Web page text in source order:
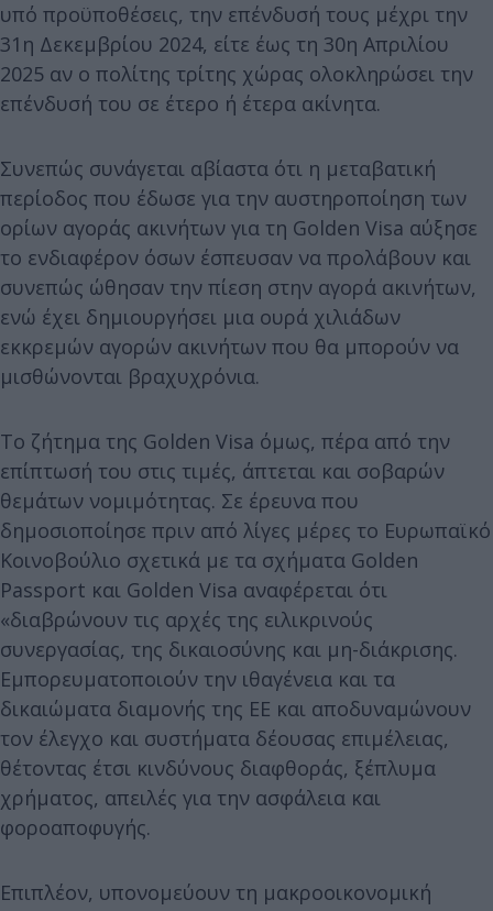
υπό προϋποθέσεις, την επένδυσή τους μέχρι την
31η Δεκεμβρίου 2024, είτε έως τη 30η Απριλίου
2025 αν ο πολίτης τρίτης χώρας ολοκληρώσει την
επένδυσή του σε έτερο ή έτερα ακίνητα.
Συνεπώς συνάγεται αβίαστα ότι η μεταβατική
περίοδος που έδωσε για την αυστηροποίηση των
ορίων αγοράς ακινήτων για τη Golden Visa αύξησε
το ενδιαφέρον όσων έσπευσαν να προλάβουν και
συνεπώς ώθησαν την πίεση στην αγορά ακινήτων,
ενώ έχει δημιουργήσει μια ουρά χιλιάδων
εκκρεμών αγορών ακινήτων που θα μπορούν να
μισθώνονται βραχυχρόνια.
Το ζήτημα της Golden Visa όμως, πέρα από την
επίπτωσή του στις τιμές, άπτεται και σοβαρών
θεμάτων νομιμότητας. Σε έρευνα που
δημοσιοποίησε πριν από λίγες μέρες το Ευρωπαϊκό
Κοινοβούλιο σχετικά με τα σχήματα Golden
Passport και Golden Visa αναφέρεται ότι
«διαβρώνουν τις αρχές της ειλικρινούς
συνεργασίας, της δικαιοσύνης και μη-διάκρισης.
Εμπορευματοποιούν την ιθαγένεια και τα
δικαιώματα διαμονής της ΕΕ και αποδυναμώνουν
τον έλεγχο και συστήματα δέουσας επιμέλειας,
θέτοντας έτσι κινδύνους διαφθοράς, ξέπλυμα
χρήματος, απειλές για την ασφάλεια και
φοροαποφυγής.
Επιπλέον, υπονομεύουν τη μακροοικονομική